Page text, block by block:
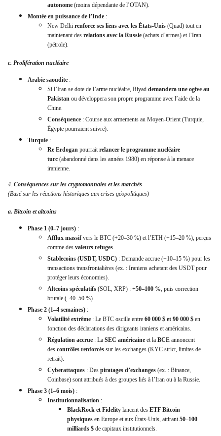
autonome (moins dépendante de l’OTAN).
Montée en puissance de l’Inde :
New Delhi renforce ses liens avec les États-Unis (Quad) tout en
maintenant des relations avec la Russie (achats d’armes) et l’Iran
(pétrole).
c. Prolifération nucléaire
Arabie saoudite :
Si l’Iran se dote de l’arme nucléaire, Riyad demandera une ogive au
Pakistan ou développera son propre programme avec l’aide de la
Chine.
Conséquence : Course aux armements au Moyen-Orient (Turquie,
Égypte pourraient suivre).
Turquie :
Re Erdogan pourraitrelancer le programme nucléaire
turc (abandonné dans les années 1980) en réponse à la menace
iranienne.
4. Conséquences sur les cryptomonnaies et les marchés
(Basé sur les réactions historiques aux crises géopolitiques)
a. Bitcoin et altcoins
Phase 1 (0–7 jours) :
Afflux massif vers le BTC (+20–30 %) et l’ETH (+15–20 %), perçus
comme des valeurs refuges.
Stablecoins (USDT, USDC) : Demande accrue (+10–15 %) pour les
transactions transfrontalières (ex. : Iraniens achetant des USDT pour
protéger leurs économies).
Altcoins spéculatifs (SOL, XRP) : +50–100 %, puis correction
brutale (–40–50 %).
Phase 2 (1–4 semaines) :
Volatilité extrême : Le BTC oscille entre 60 000 $ et 90 000 $ en
fonction des déclarations des dirigeants iraniens et américains.
Régulation accrue : La SEC américaine et la BCE annoncent
des contrôles renforcés sur les exchanges (KYC strict, limites de
retrait).
Cyberattaques : Des piratages d’exchanges (ex. : Binance,
Coinbase) sont attribués à des groupes liés à l’Iran ou à la Russie.
Phase 3 (1–6 mois) :
Institutionnalisation :
BlackRock et Fidelity lancent des ETF Bitcoin
physiques en Europe et aux États-Unis, attirant50–100
milliards $ de capitaux institutionnels.